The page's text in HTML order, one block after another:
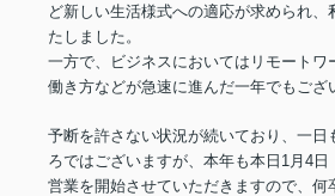
ど新しい生活様式への適応が求められ、
たしました。
一方で、ビジネスにおいてはリモートワ
働き方などが急速に進んだ一年でもござ
予断を許さない状況が続いており、一日
ろではございますが、本年も本日1月4日
営業を開始させていただきますので、何